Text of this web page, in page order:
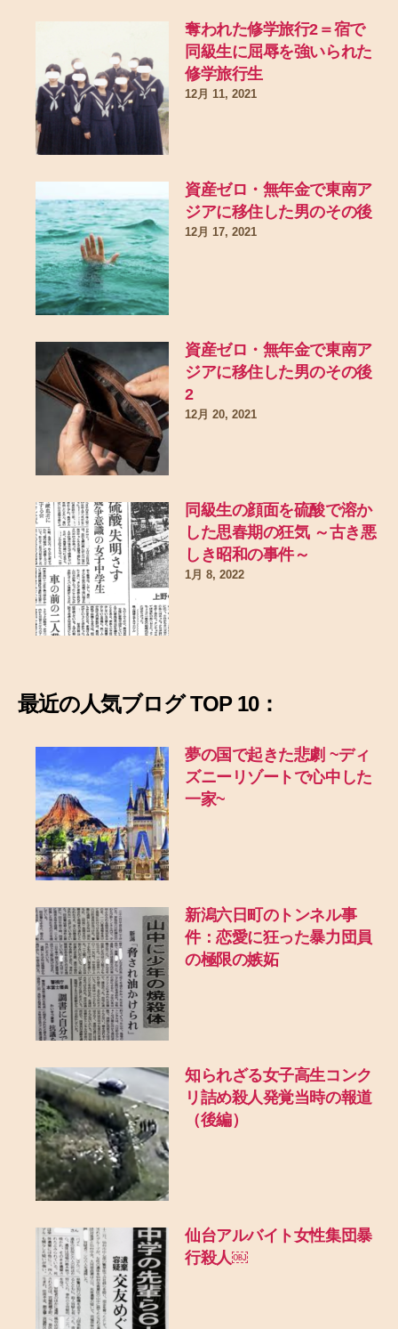
奪われた修学旅行2＝宿で
同級生に屈辱を強いられた
修学旅行生
12月 11, 2021
資産ゼロ・無年金で東南ア
ジアに移住した男のその後
12月 17, 2021
資産ゼロ・無年金で東南ア
ジアに移住した男のその後
2
12月 20, 2021
同級生の顔面を硫酸で溶か
した思春期の狂気 ～古き悪
しき昭和の事件～
1月 8, 2022
最近の人気ブログ TOP 10：
夢の国で起きた悲劇 ~ディ
ズニーリゾートで心中した
一家~
新潟六日町のトンネル事
件：恋愛に狂った暴力団員
の極限の嫉妬
知られざる女子高生コンク
リ詰め殺人発覚当時の報道
（後編）
仙台アルバイト女性集団暴
行殺人￼